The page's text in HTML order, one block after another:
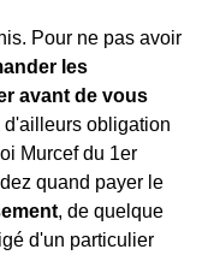
Pour ne pas avoir
les
avant de vous
d'ailleurs obligation
Murcef du 1er
quand payer le
, de quelque
d'un particulier